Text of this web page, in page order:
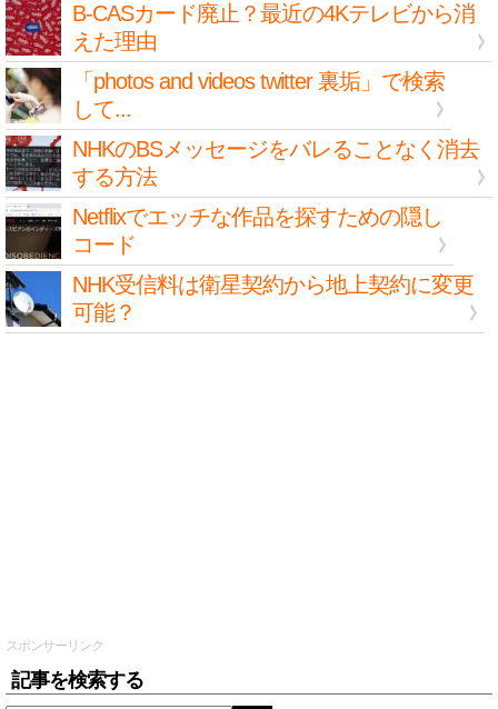
B-CASカード廃止？最近の4Kテレビから消
えた理由
「photos and videos twitter 裏垢」で検索
して...
NHKのBSメッセージをバレることなく消去
する方法
Netflixでエッチな作品を探すための隠し
コード
NHK受信料は衛星契約から地上契約に変更
可能？
スポンサーリンク
記事を検索する